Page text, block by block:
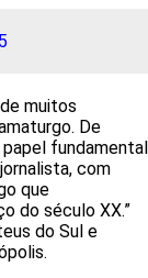
muitos
De
fundamental
com
que
do século XX.”
do Sul e